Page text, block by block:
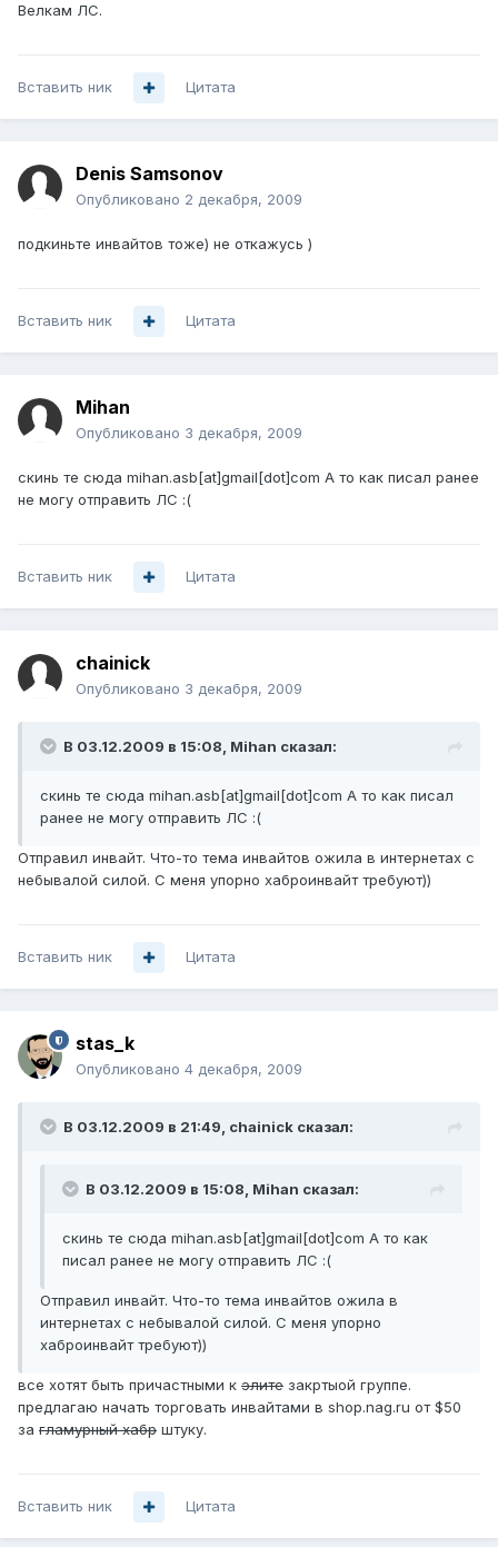
Велкам ЛС.
Вставить ник Цитата
Denis Samsonov
Опубликовано 2 декабря, 2009
подкиньте инвайтов тоже) не откажусь )
Вставить ник Цитата
Mihan
Опубликовано 3 декабря, 2009
скинь те сюда mihan.asb[at]gmail[dot]com А то как писал ранее
не могу отправить ЛС :(
Вставить ник Цитата
chainick
Опубликовано 3 декабря, 2009
В 03.12.2009 в 15:08, Mihan сказал:
скинь те сюда mihan.asb[at]gmail[dot]com А то как писал
ранее не могу отправить ЛС :(
Отправил инвайт. Что-то тема инвайтов ожила в интернетах с
небывалой силой. С меня упорно хаброинвайт требуют))
Вставить ник Цитата
stas_k
Опубликовано 4 декабря, 2009
В 03.12.2009 в 21:49, chainick сказал:
В 03.12.2009 в 15:08, Mihan сказал:
скинь те сюда mihan.asb[at]gmail[dot]com А то как
писал ранее не могу отправить ЛС :(
Отправил инвайт. Что-то тема инвайтов ожила в
интернетах с небывалой силой. С меня упорно
хаброинвайт требуют))
все хотят быть причастными к элите закртыой группе.
предлагаю начать торговать инвайтами в shop.nag.ru от $50
за гламурный хабр штуку.
Вставить ник Цитата